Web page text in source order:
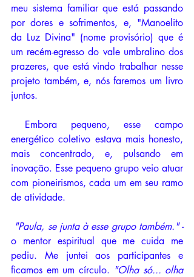
meu sistema familiar que está passando
por dores e sofrimentos, e, "Manoelito
da Luz Divina" (nome provisório) que é
um recém-egresso do vale umbralino dos
prazeres, que está vindo trabalhar nesse
projeto também, e, nós faremos um livro
juntos.
energético coletivo estava mais honesto,
mais concentrado, e, pulsando em
inovação. Esse pequeno grupo veio atuar
com pioneirismos, cada um em seu ramo
de atividade.
"Paula, se junta à esse grupo também." -
o mentor espiritual que me cuida me
pediu. Me juntei aos participantes e
ficamos em um círculo. "Olha só... olha